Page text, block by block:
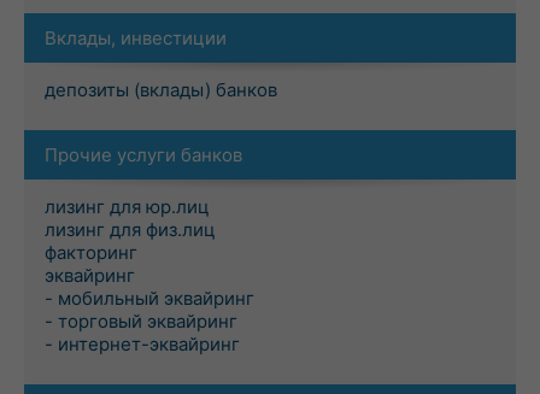
Вклады, инвестиции
депозиты (вклады) банков
Прочие услуги банков
лизинг для юр.лиц
лизинг для физ.лиц
факторинг
эквайринг
- мобильный эквайринг
- торговый эквайринг
- интернет-эквайринг